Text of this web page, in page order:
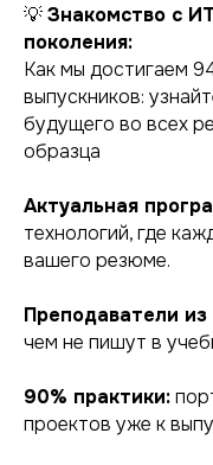
💡Знакомство с
поколения:
Как мы достигаем
выпускников:
будущего во всех
образца
Актуальная
технологий, где
вашего резюме.
Преподаватели
чем не пишут в
90% практики:
проектов уже к